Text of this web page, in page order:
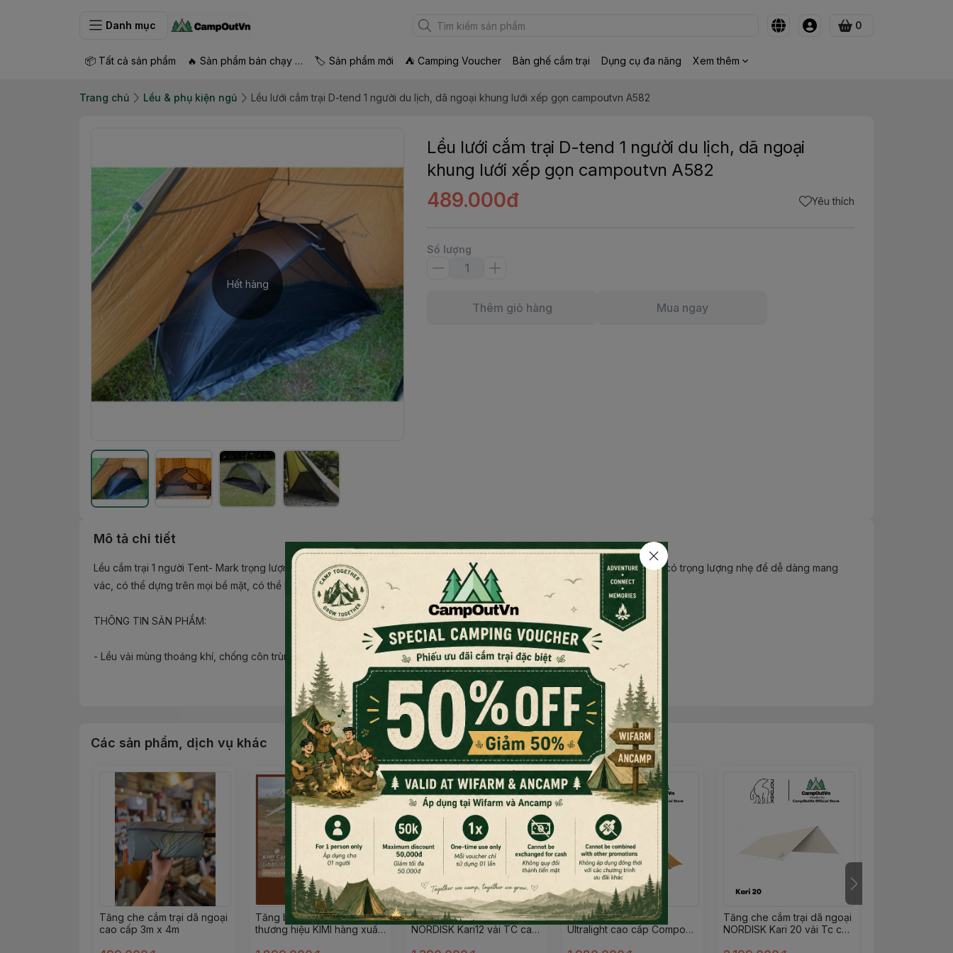
Danh mục 0
📦 Tất cả sản phẩm 🔥 Sản phẩm bán chạy nhất 🏷 Sản phẩm mới ⛺ Camping Voucher Bàn ghế cắm trại Dụng cụ đa năng Xem thêm
Trang chủ Lều & phụ kiện ngủ Lều lưới cắm trại D-tend 1 người du lịch, dã ngoại khung lưới xếp gọn campoutvn A582
Hết hàng
Lều lưới cắm trại D-tend 1 người du lịch, dã ngoại
khung lưới xếp gọn campoutvn A582
489.000đ Yêu thích
Số lượng
Thêm giỏ hàng Mua ngay
Mô tả chi tiết
Lều cắm trại 1 người Tent- Mark trọng lượng siêu nhẹ, chất liệu tốt, đặt biệt phù hợp cho anh em chuyên đi trek, leo núi. Lều có trọng lượng nhẹ để dễ dàng mang
vác, có thể dựng trên mọi bề mặt, có thể không cần đóng cọc đất.
THÔNG TIN SẢN PHẨM:
- Lều vải mùng thoáng khí, chống côn trùng
- Có 2 cửa, toàn bộ là lớp mùng chống côn trùng
- Chất liệu: vải Polyester 68D, Lưới Polyester, lớp sàn Polyester Taffeta 68D (Phủ PU)
- Kích thước lều cắm trại : 210 x 70 x 97 cm ( DxRxC)
- Kích thước đóng gói: 50cm* 12cm* 12cm ( DxRxC)
- Trọng lượng lều cắm trại : 1,2kg
- Phù hợp cho các chuyến du lịch, dã ngoại, cắm trại câu cá, đi biển…
Đọc thêm nội dung
Các sản phẩm, dịch vụ khác
Tăng che cắm trại dã ngoại
cao cấp 3m x 4m
Tăng bạt cắm trại dã ngoại
thương hiệu KIMI hàng xuất
Tăng che cắm trại dã ngoại
NORDISK Kari12 vải TC cao
Lều cắm trại 4 người
Ultralight cao cấp Compo
Tăng che cắm trại dã ngoại
NORDISK Kari 20 vải Tc cao